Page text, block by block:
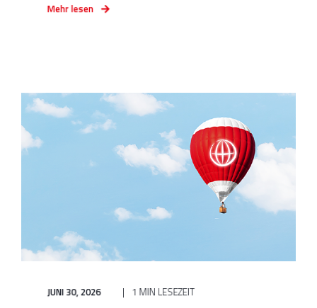
Mehr lesen
JUNI 30, 2026 1 MIN LESEZEIT